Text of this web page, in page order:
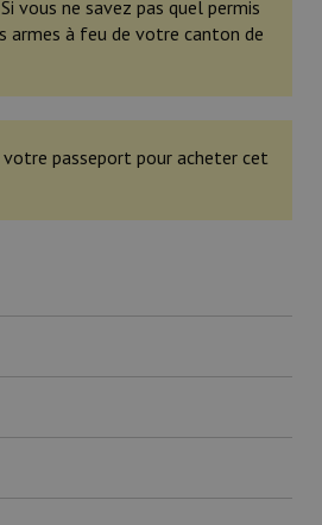
vous ne savez pas quel permis
armes à feu de votre canton de
votre passeport pour acheter cet